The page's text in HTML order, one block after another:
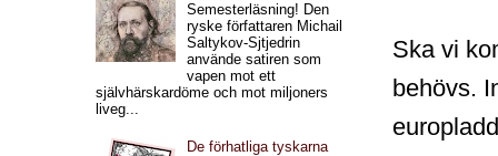
Ska vi
behövs.
Semesterläsning! Den
ryske författaren Michail
Saltykov-Sjtjedrin
använde satiren som
vapen mot ett
självhärskardöme och mot miljoners
liveg...
De förhatliga tyskarna